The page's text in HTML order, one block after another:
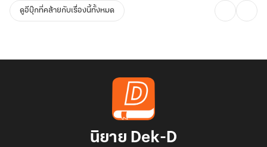
ดูอีบุ๊กที่คล้ายกับเรื่องนี้ทั้งหมด
นิยาย Dek-D